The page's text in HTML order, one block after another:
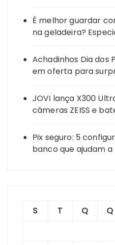
É melhor guardar
na geladeira?
Achadinhos Dia dos
em oferta para
JOVI lança X300
câmeras ZEISS e
Pix seguro: 5
banco que ajudam
S T Q Q